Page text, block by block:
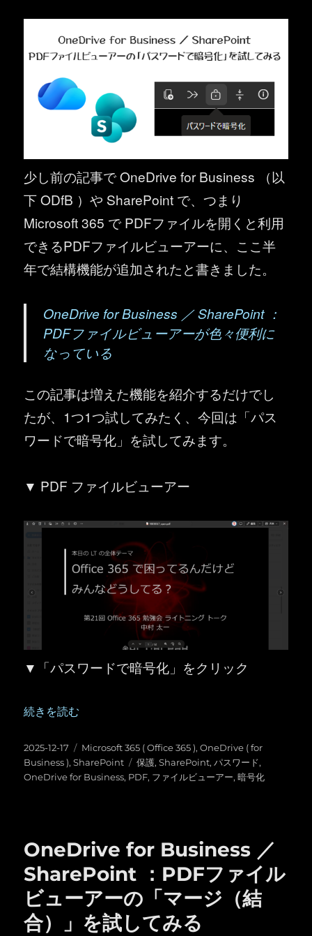
少し前の記事で OneDrive for Business （以
下 ODfB ）や SharePoint で、つまり
Microsoft 365 で PDFファイルを開くと利用
できるPDFファイルビューアーに、ここ半
年で結構機能が追加されたと書きました。
OneDrive for Business ／ SharePoint ：
PDFファイルビューアーが色々便利に
なっている
この記事は増えた機能を紹介するだけでし
たが、1つ1つ試してみたく、今回は「パス
ワードで暗号化」を試してみます。
▼ PDF ファイルビューアー
▼「パスワードで暗号化」をクリック
“OneDrive for Business ／ SharePoint ：PDFファイル
続きを読む
投
稿
日:
2025-12-17
カ
テ
ゴ
Microsoft 365 ( Office 365 ),OneDrive ( for
Business ),SharePoint
タ
グ
保護,SharePoint,パスワード,
OneDrive for Business, PDF, ファイルビューアー,暗号化
OneDrive for Business ／
SharePoint ：PDFファイル
ビューアーの「マージ（結
合）」を試してみる